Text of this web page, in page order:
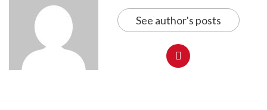
See author's posts